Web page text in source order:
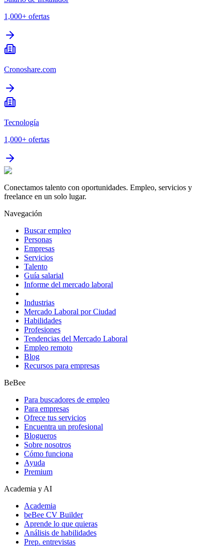
1,000+ ofertas
Cronoshare.com
Tecnología
1,000+ ofertas
Conectamos talento con oportunidades. Empleo, servicios y
freelance en un solo lugar.
Navegación
Buscar empleo
Personas
Empresas
Servicios
Talento
Guía salarial
Informe del mercado laboral
Industrias
Mercado Laboral por Ciudad
Habilidades
Profesiones
Tendencias del Mercado Laboral
Empleo remoto
Blog
Recursos para empresas
BeBee
Para buscadores de empleo
Para empresas
Ofrece tus servicios
Encuentra un profesional
Blogueros
Sobre nosotros
Cómo funciona
Ayuda
Premium
Academia y AI
Academia
beBee CV Builder
Aprende lo que quieras
Análisis de habilidades
Prep. entrevistas